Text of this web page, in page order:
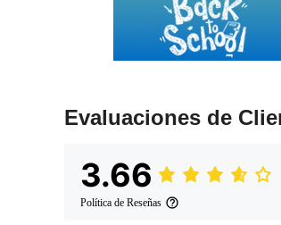
Evaluaciones de
3.66
Política de Reseñas